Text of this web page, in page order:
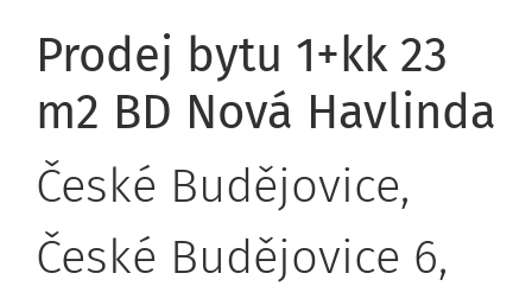
Prodej bytu 1+kk 23
m2 BD Nová Havlinda
České Budějovice,
České Budějovice 6,